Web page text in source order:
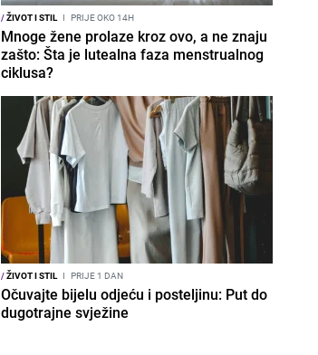
/ŽIVOT I STIL I PRIJE OKO 14H
Mnoge žene prolaze kroz ovo, a ne znaju
zašto: Šta je lutealna faza menstrualnog
ciklusa?
/ŽIVOT I STIL I PRIJE 1 DAN
Očuvajte bijelu odjeću i posteljinu: Put do
dugotrajne svježine